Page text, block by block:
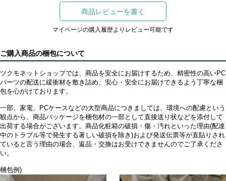
商品レビューを書く
マイページの購入履歴よりレビュー可能です
ご購入商品の梱包について
ツクモネットショップでは、商品を安全にお届けするため、精密性の高いPC
パーツの配送に緩衝材を敷き詰め、安心・安全にお届けできるよう丁寧な梱
包を心がけております。
一部、家電、PCケースなどの大型商品につきましては、環境への配慮という
観点から、商品パッケージを梱包材の一部として直接送り状などを添付して
出荷する場合がございます。商品化粧箱の破損・傷・汚れといった理由(配達
中のトラブル等で発生する著しい破損を除き)および発送伝票等が直貼りされ
ていると言う理由の場合、返品・交換はお受けできませんのでご了承くださ
い。
梱包例)